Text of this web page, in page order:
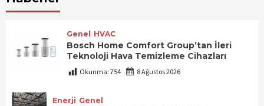
Genel HVAC
Bosch Home Comfort Group’tan İleri
Teknoloji Hava Temizleme Cihazları
Okunma: 754 8 Ağustos 2026
Enerji Genel